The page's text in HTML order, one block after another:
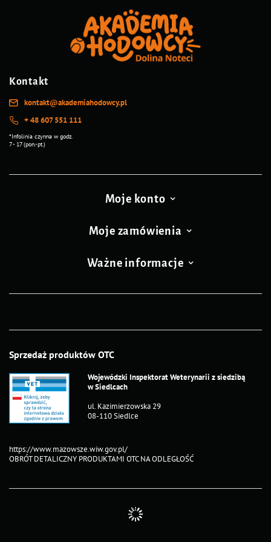
Kontakt
kontakt@akademiahodowcy.pl
+ 48 607 551 111
*Infolinia czynna w godz.
7 - 17 (pon.-pt.)
Moje konto
Moje zamówienia
Ważne informacje
Sprzedaż produktów OTC
Wojewódzki Inspektorat Weterynarii z siedzibą
w Siedlcach
ul. Kazimierzowska 29
08-110 Siedlce
https://www.mazowsze.wiw.gov.pl/
OBRÓT DETALICZNY PRODUKTAMI OTC NA ODLEGŁOŚĆ